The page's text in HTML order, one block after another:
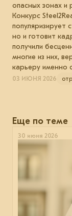
опасных зонах и
Конкурс
популяризирует
но и готовит
получили
многие из них,
карьеру именно
03 ИЮНЯ 2026
Еще по теме
30 июня 2026